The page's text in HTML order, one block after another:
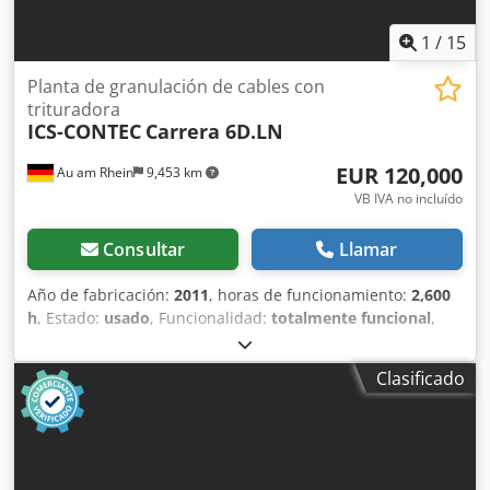
1 / 15
Au am Rhein 9,453 km
Planta de granulación de cables con
trituradora
ICS-CONTEC Carrera 6D.LN
EUR 120,000
VB IVA no incluído
Consultar Llamar
Año de fabricación: 2011, horas de funcionamiento: 2,600
h, Estado: usado, Funcionalidad: totalmente funcional,
Planta de granulación de cables para el procesamiento de
chatarra de cables Trituradora + Trituradora WS15 +
Bandas Datos técnicos Rendimiento, dependiendo del
material y del tamiz, máx. 500 kg/h Horas de
funcionamiento: aproximadamente 2600 horas Peso total:
Clasificado